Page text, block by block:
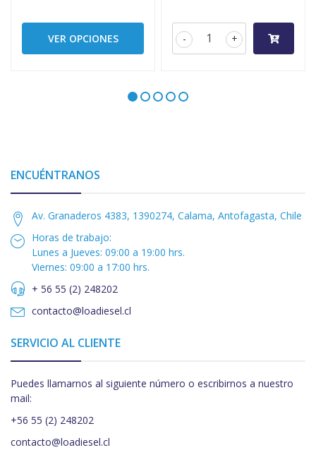
VER OPCIONES +
-
ENCUÉNTRANOS
Av. Granaderos 4383, 1390274, Calama, Antofagasta, Chile
Horas de trabajo:
Lunes a Jueves: 09:00 a 19:00 hrs.
Viernes: 09:00 a 17:00 hrs.
+ 56 55 (2) 248202
contacto@loadiesel.cl
SERVICIO AL CLIENTE
Puedes llamarnos al siguiente número o escribirnos a nuestro
mail:
+56 55 (2) 248202
contacto@loadiesel.cl